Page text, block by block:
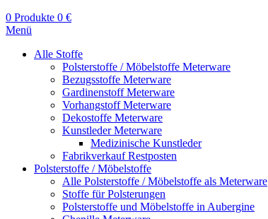
0 Produkte 0 €
Menü
Alle Stoffe
Polsterstoffe / Möbelstoffe Meterware
Bezugsstoffe Meterware
Gardinenstoff Meterware
Vorhangstoff Meterware
Dekostoffe Meterware
Kunstleder Meterware
Medizinische Kunstleder
Fabrikverkauf Restposten
Polsterstoffe / Möbelstoffe
Alle Polsterstoffe / Möbelstoffe als Meterware
Stoffe für Polsterungen
Polsterstoffe und Möbelstoffe in Aubergine